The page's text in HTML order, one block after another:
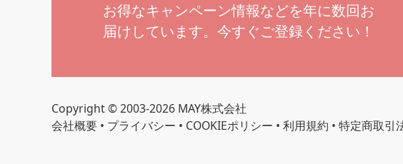
お得なキャンペーン情報などを年に数回お
届けしています。今すぐご登録ください！
Copyright © 2003-2026 MAY株式会社
会社概要 • プライバシー • COOKIEポリシー • 利用規約 • 特定商取引